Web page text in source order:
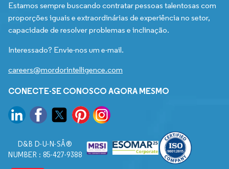
Estamos sempre buscando contratar pessoas talentosas com
proporções iguais e extraordinárias de experiência no setor,
capacidade de resolver problemas e inclinação.
Interessado? Envie-nos um e-mail.
careers@mordorintelligence.com
CONECTE-SE CONOSCO AGORA MESMO
D&B D-U-N-SÂ®
NUMBER : 85-427-9388